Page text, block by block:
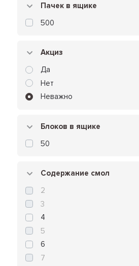
Пачек в ящике
500
Акциз
Да
Нет
Неважно
Блоков в ящике
50
Содержание смол
2
3
4
5
6
7